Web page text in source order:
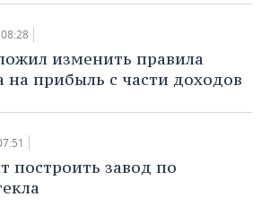
изменить правила
на прибыль с части доходов
построить завод по